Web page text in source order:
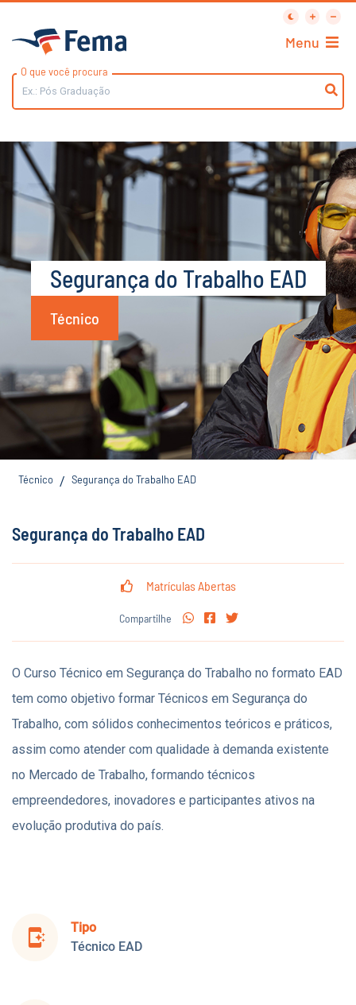
O que você procura
Menu
Segurança do Trabalho EAD
Técnico
Técnico / Segurança do Trabalho EAD
Segurança do Trabalho EAD
Matrículas Abertas
Compartilhe
O Curso Técnico em Segurança do Trabalho no formato EAD
tem como objetivo formar Técnicos em Segurança do
Trabalho, com sólidos conhecimentos teóricos e práticos,
assim como atender com qualidade à demanda existente
no Mercado de Trabalho, formando técnicos
empreendedores, inovadores e participantes ativos na
evolução produtiva do país.
app_shortcut
Tipo
Técnico EAD